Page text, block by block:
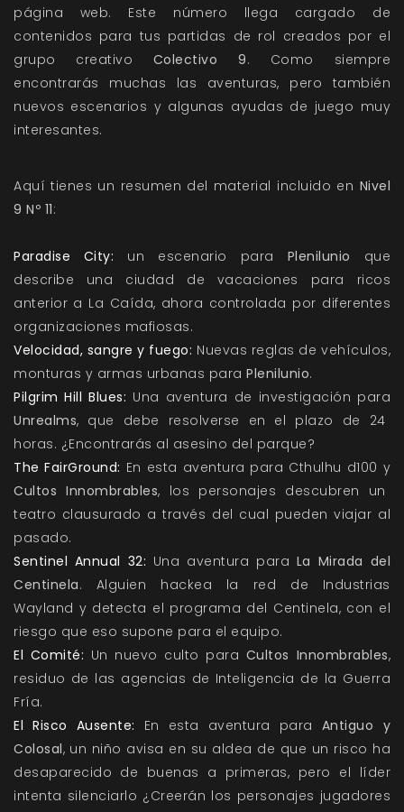
página web. Este número llega cargado de
contenidos para tus partidas de rol creados por el
grupo creativo Colectivo 9. Como siempre
encontrarás muchas las aventuras, pero también
nuevos escenarios y algunas ayudas de juego muy
interesantes.
Aquí tienes un resumen del material incluido en Nivel
9 Nº 11:
Paradise City: un escenario para Plenilunio que
describe una ciudad de vacaciones para ricos
anterior a La Caída, ahora controlada por diferentes
organizaciones mafiosas.
Velocidad, sangre y fuego: Nuevas reglas de vehículos,
monturas y armas urbanas para Plenilunio.
Pilgrim Hill Blues: Una aventura de investigación para
Unrealms, que debe resolverse en el plazo de 24
horas. ¿Encontrarás al asesino del parque?
The FairGround: En esta aventura para Cthulhu d100 y
Cultos Innombrables, los personajes descubren un
teatro clausurado a través del cual pueden viajar al
pasado.
Sentinel Annual 32: Una aventura para La Mirada del
Centinela. Alguien hackea la red de Industrias
Wayland y detecta el programa del Centinela, con el
riesgo que eso supone para el equipo.
El Comité: Un nuevo culto para Cultos Innombrables,
residuo de las agencias de Inteligencia de la Guerra
Fría.
El Risco Ausente: En esta aventura para Antiguo y
Colosal, un niño avisa en su aldea de que un risco ha
desaparecido de buenas a primeras, pero el líder
intenta silenciarlo ¿Creerán los personajes jugadores